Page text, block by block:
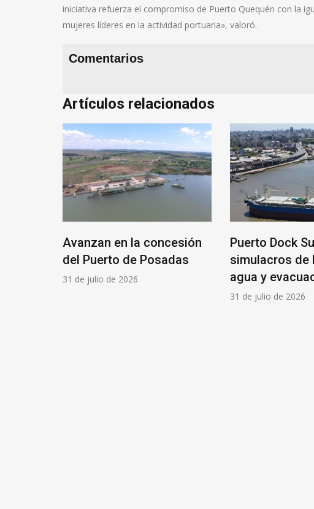
iniciativa refuerza el compromiso de Puerto Quequén con la
mujeres líderes en la actividad portuaria», valoró.
Comentarios
Artículos relacionados
Avanzan en la concesión
del Puerto de Posadas
31 de julio de 2026
Puerto Dock
simulacros de
agua y
31 de julio de 2026